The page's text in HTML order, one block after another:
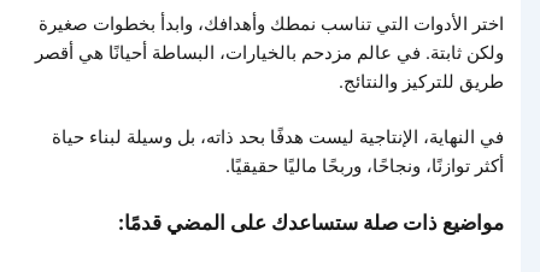
اختر الأدوات التي تناسب نمطك وأهدافك، وابدأ بخطوات صغيرة
ولكن ثابتة. في عالم مزدحم بالخيارات، البساطة أحيانًا هي أقصر
طريق للتركيز والنتائج.
في النهاية، الإنتاجية ليست هدفًا بحد ذاته، بل وسيلة لبناء حياة
أكثر توازنًا، ونجاحًا، وربحًا ماليًا حقيقيًا.
مواضيع ذات صلة ستساعدك على المضي قدمًا: